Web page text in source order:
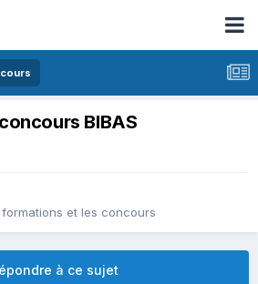
BIBAS
formations et les concours
à ce sujet